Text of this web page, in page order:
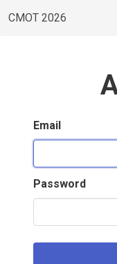
CMOT 2026
Email
Password